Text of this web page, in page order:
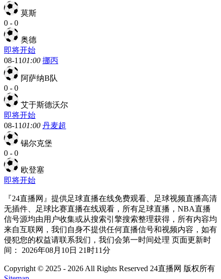
莫斯
0 - 0
奥德
即将开始
08-1101:00 挪丙
阿萨纳B队
0 - 0
艾于斯德沃尔
即将开始
08-1101:00 丹麦超
锡尔克堡
0 - 0
欧登塞
即将开始
『24直播网』提供足球直播在线免费观看、足球视频直播高清
无插件、足球比赛直播在线观看，所有足球直播，NBA直播
信号源均由用户收集或从搜索引擎搜索整理获得，所有内容均
来自互联网，我们自身不提供任何直播信号和视频内容，如有
侵犯您的权益请联系我们，我们会第一时间处理 页面更新时
间： 2026年08月10日 21时11分
Copyright © 2025 - 2026 All Rights Reserved 24直播网 版权所有